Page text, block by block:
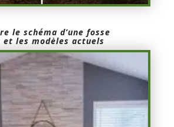
le schéma d’une fosse
et les modèles actuels